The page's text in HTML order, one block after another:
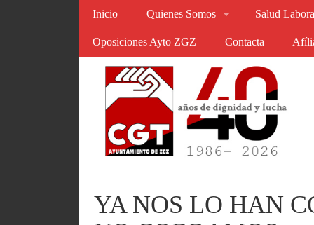
Inicio Quienes Somos Salud
Oposiciones Ayto ZGZ Contacta
YA NOS LO HAN